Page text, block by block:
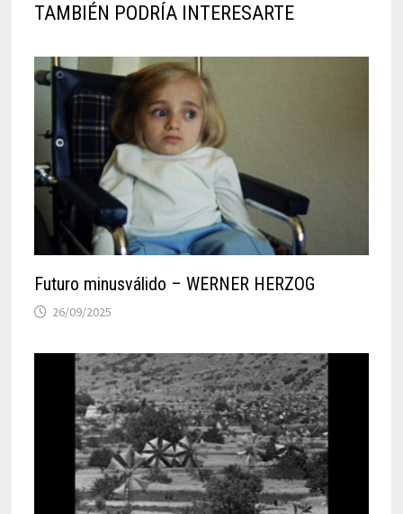
TAMBIÉN PODRÍA INTERESARTE
Futuro minusválido – WERNER HERZOG
26/09/2025